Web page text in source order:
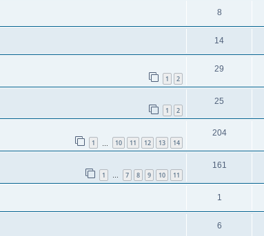
8
14
1 2
29
1 2
25
1 10 11 12 13 14
204
1 … 7 8 9 10 11
161
1
6